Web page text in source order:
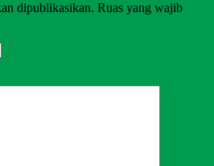
dipublikasikan. Ruas yang wajib